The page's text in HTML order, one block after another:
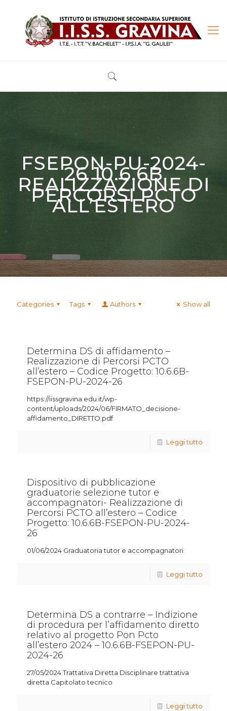
FSEPON-PU-2024-
26 10.6.6B
REALIZZAZIONE DI
PERCORSI PCTO
ALL’ESTERO
Categories Tags Authors Show all
Determina DS di affidamento –
Realizzazione di Percorsi PCTO
all’estero – Codice Progetto: 10.6.6B-
FSEPON-PU-2024-26
https://iissgravina.edu.it/wp-
content/uploads/2024/06/FIRMATO_decisione-
affidamento_DIRETTO.pdf
Leggi tutto
Dispositivo di pubblicazione
graduatorie selezione tutor e
accompagnatori- Realizzazione di
Percorsi PCTO all’estero – Codice
Progetto: 10.6.6B-FSEPON-PU-2024-
26
01/06/2024 Graduatoria tutor e accompagnatori
Leggi tutto
Determina DS a contrarre – Indizione
di procedura per l’affidamento diretto
relativo al progetto Pon Pcto
all’estero 2024 – 10.6.6B-FSEPON-PU-
2024-26
27/05/2024 Trattativa Diretta Disciplinare trattativa
diretta Capitolato tecnico
Leggi tutto